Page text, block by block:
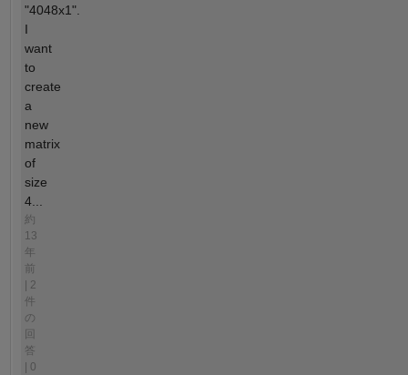
"4048x1".
I
want
to
create
a
new
matrix
of
size
4...
約
13
年
前
| 2
件
の
回
答
| 0